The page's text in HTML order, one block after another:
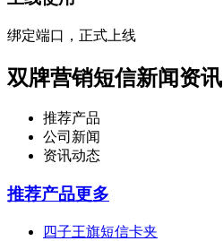
绑定端口，正式上线
双牌营销短信新闻资讯
推荐产品
公司新闻
资讯动态
推荐产品更多
四子王旗短信卡夹